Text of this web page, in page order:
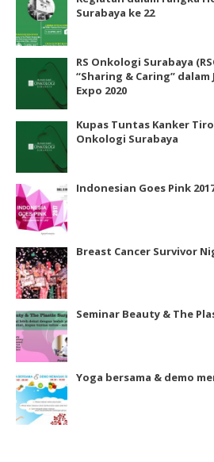
Surabaya ke 22
RS Onkologi Surabaya
“Sharing & Caring” dalam
Expo 2020
Kupas Tuntas Kanker
Onkologi Surabaya
Indonesian Goes Pink
Breast Cancer Survivor
Seminar Beauty & The
Yoga bersama & demo